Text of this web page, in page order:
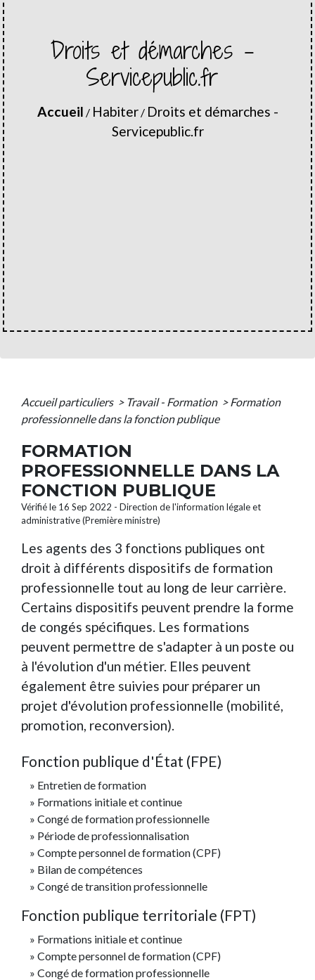
Droits et démarches -
Servicepublic.fr
Accueil / Habiter/ Droits et démarches -
Servicepublic.fr
Accueil particuliers > Travail - Formation > Formation
professionnelle dans la fonction publique
FORMATION
PROFESSIONNELLE DANS LA
FONCTION PUBLIQUE
Vérifié le 16 Sep 2022 - Direction de l'information légale et
administrative (Première ministre)
Les agents des 3 fonctions publiques ont
droit à différents dispositifs de formation
professionnelle tout au long de leur carrière.
Certains dispositifs peuvent prendre la forme
de congés spécifiques. Les formations
peuvent permettre de s'adapter à un poste ou
à l'évolution d'un métier. Elles peuvent
également être suivies pour préparer un
projet d'évolution professionnelle (mobilité,
promotion, reconversion).
Fonction publique d'État (FPE)
Entretien de formation
Formations initiale et continue
Congé de formation professionnelle
Période de professionnalisation
Compte personnel de formation (CPF)
Bilan de compétences
Congé de transition professionnelle
Fonction publique territoriale (FPT)
Formations initiale et continue
Compte personnel de formation (CPF)
Congé de formation professionnelle